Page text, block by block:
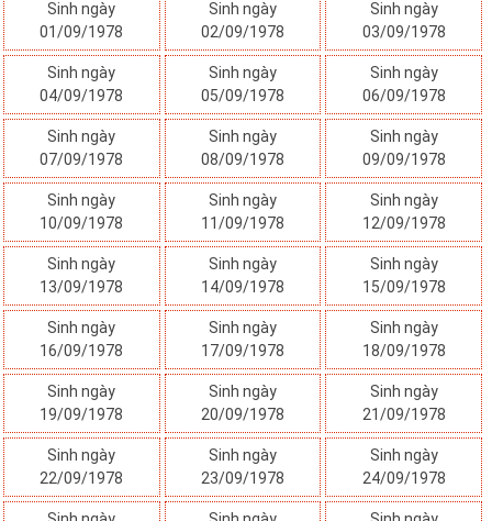
Sinh ngày
01/09/1978
Sinh ngày
02/09/1978
Sinh ngày
03/09/1978
Sinh ngày
04/09/1978
Sinh ngày
05/09/1978
Sinh ngày
06/09/1978
Sinh ngày
07/09/1978
Sinh ngày
08/09/1978
Sinh ngày
09/09/1978
Sinh ngày
10/09/1978
Sinh ngày
11/09/1978
Sinh ngày
12/09/1978
Sinh ngày
13/09/1978
Sinh ngày
14/09/1978
Sinh ngày
15/09/1978
Sinh ngày
16/09/1978
Sinh ngày
17/09/1978
Sinh ngày
18/09/1978
Sinh ngày
19/09/1978
Sinh ngày
20/09/1978
Sinh ngày
21/09/1978
Sinh ngày
22/09/1978
Sinh ngày
23/09/1978
Sinh ngày
24/09/1978